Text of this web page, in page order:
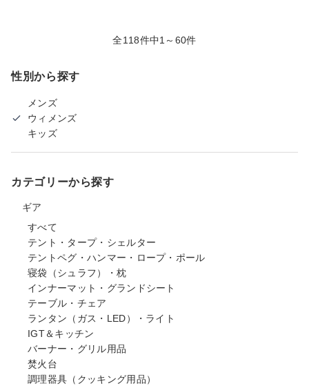
全118件中1～60件
性別から探す
メンズ
ウィメンズ
キッズ
カテゴリーから探す
ギア
すべて
テント・タープ・シェルター
テントペグ・ハンマー・ロープ・ポール
寝袋（シュラフ）・枕
インナーマット・グランドシート
テーブル・チェア
ランタン（ガス・LED）・ライト
IGT＆キッチン
バーナー・グリル用品
焚火台
調理器具（クッキング用品）